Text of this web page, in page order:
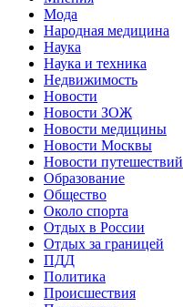
Мода
Народная медицина
Наука
Наука и техника
Недвижимость
Новости
Новости ЗОЖ
Новости медицины
Новости Москвы
Новости путешествий
Образование
Общество
Около спорта
Отдых в России
Отдых за границей
ПДД
Политика
Происшествия